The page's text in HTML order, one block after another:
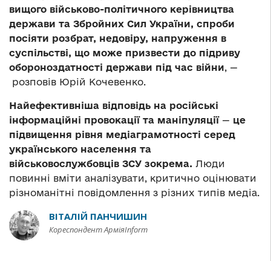
вищого військово-політичного керівництва
держави та Збройних Сил України, спроби
посіяти розбрат, недовіру, напруження в
суспільстві, що може призвести до підриву
обороноздатності держави під час війни, —
розповів Юрій Кочевенко.
Найефективніша відповідь на російські
інформаційні провокації та маніпуляції — це
підвищення рівня медіаграмотності серед
українського населення та
військовослужбовців ЗСУ зокрема. Люди
повинні вміти аналізувати, критично оцінювати
різноманітні повідомлення з різних типів медіа.
ВІТАЛІЙ ПАНЧИШИН
Кореспондент АрміяInform